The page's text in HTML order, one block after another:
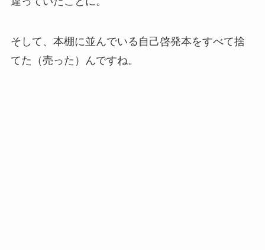
そして、本棚に並んでいる自己啓発本をすべて捨
てた（売った）んですね。